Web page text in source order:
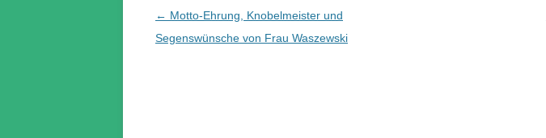
Beitrags-
Navigation
← Motto-Ehrung, Knobelmeister und
Segenswünsche von Frau Waszewski